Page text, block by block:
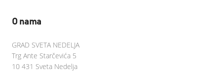
O nama
GRAD SVETA NEDELJA
Trg Ante Starčevića 5
10 431 Sveta Nedelja